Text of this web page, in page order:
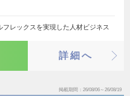
フレックスを実現した人材ビジネス
詳細へ
掲載期間 26/08/06～26/08/19